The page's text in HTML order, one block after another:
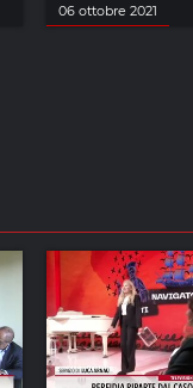
06 ottobre 2021